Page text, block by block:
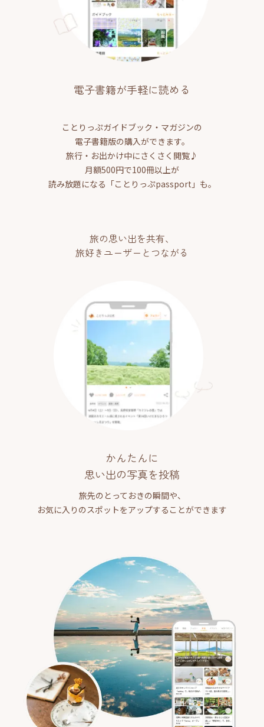
電子書籍が手軽に読める
ことりっぷガイドブック・マガジンの
電子書籍版の購入ができます。
旅行・お出かけ中にさくさく閲覧♪
月額500円で100冊以上が
読み放題になる「ことりっぷpassport」も。
旅の思い出を共有、
旅好きユーザーとつながる
かんたんに
思い出の写真を投稿
旅先のとっておきの瞬間や、
お気に入りのスポットをアップすることができます